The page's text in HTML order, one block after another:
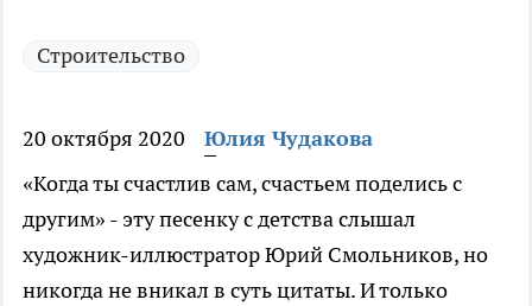
Строительство
20 октября 2020
Юлия Чудакова
«Когда ты счастлив сам, счастьем поделись с
другим» - эту песенку с детства слышал
художник-иллюстратор Юрий Смольников, но
никогда не вникал в суть цитаты. И только